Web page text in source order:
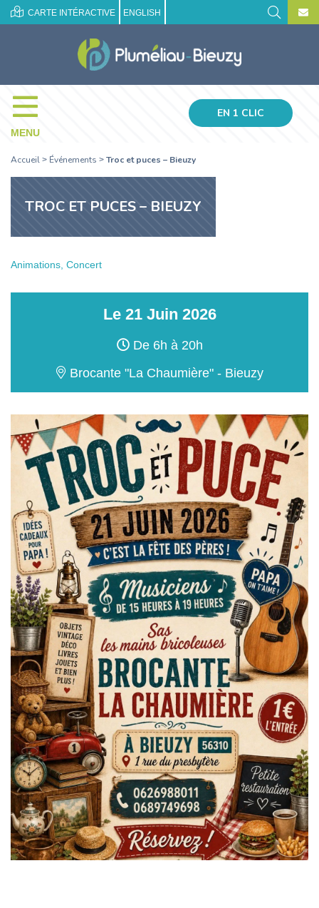
CARTE INTÉRACTIVE ENGLISH
MENU
EN 1 CLIC
Accueil > Événements > Troc et puces – Bieuzy
TROC ET PUCES – BIEUZY
Animations, Concert
Le 21 Juin 2026
De 6h à 20h
Brocante "La Chaumière" - Bieuzy